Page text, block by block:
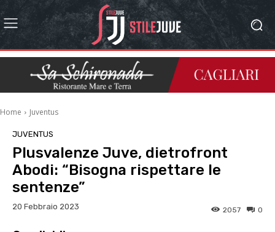
Home Juventus
JUVENTUS
Plusvalenze Juve, dietrofront
Abodi: “Bisogna rispettare le
sentenze”
20 Febbraio 2023 0
2057